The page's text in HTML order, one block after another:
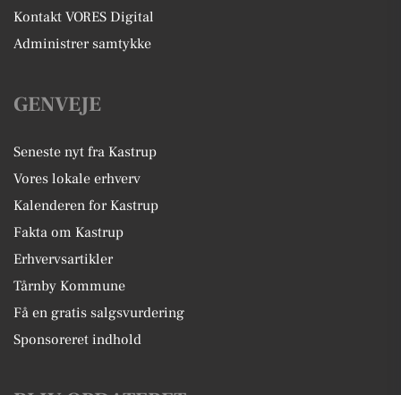
Kontakt VORES Digital
Administrer samtykke
GENVEJE
Seneste nyt fra Kastrup
Vores lokale erhverv
Kalenderen for Kastrup
Fakta om Kastrup
Erhvervsartikler
Tårnby Kommune
Få en gratis salgsvurdering
Sponsoreret indhold